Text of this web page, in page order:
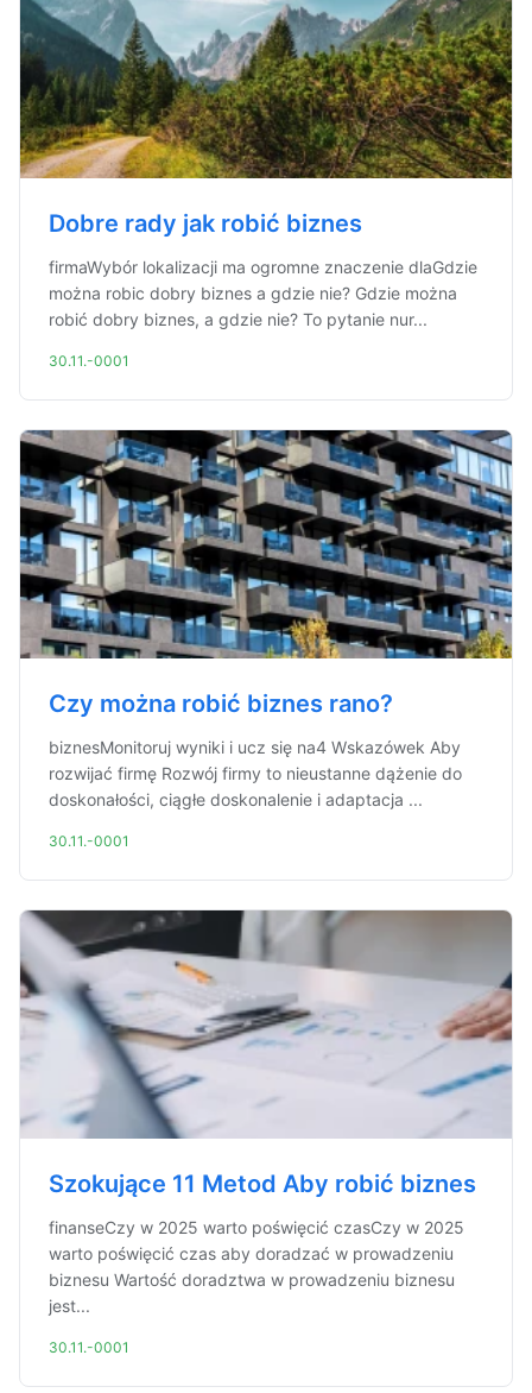
Dobre rady jak robić biznes
firmaWybór lokalizacji ma ogromne znaczenie dlaGdzie
można robic dobry biznes a gdzie nie? Gdzie można
robić dobry biznes, a gdzie nie? To pytanie nur...
30.11.-0001
Czy można robić biznes rano?
biznesMonitoruj wyniki i ucz się na4 Wskazówek Aby
rozwijać firmę Rozwój firmy to nieustanne dążenie do
doskonałości, ciągłe doskonalenie i adaptacja ...
30.11.-0001
Szokujące 11 Metod Aby robić biznes
finanseCzy w 2025 warto poświęcić czasCzy w 2025
warto poświęcić czas aby doradzać w prowadzeniu
biznesu Wartość doradztwa w prowadzeniu biznesu
jest...
30.11.-0001